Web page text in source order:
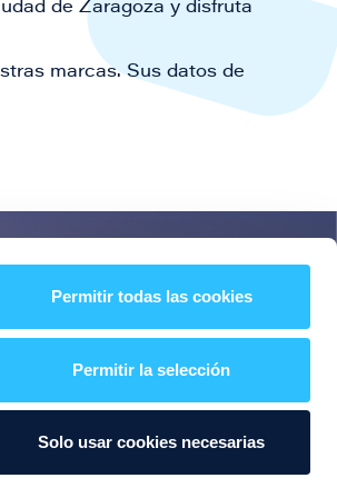
Permitir todas las cookies
Permitir la selección
Solo usar cookies necesarias
de Zaragoza y disfruta
marcas. Sus datos de